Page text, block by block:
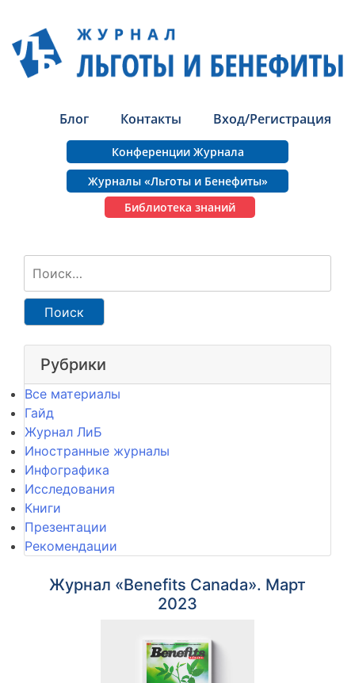
Блог Контакты Вход/Регистрация
Конференции Журнала
Журналы «Льготы и Бенефиты»
Библиотека знаний
Рубрики
Все материалы
Гайд
Журнал ЛиБ
Иностранные журналы
Инфографика
Исследования
Книги
Презентации
Рекомендации
Журнал «Benefits Canada». Март
2023